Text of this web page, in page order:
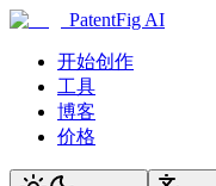
PatentFig AI
开始创作
工具
博客
价格